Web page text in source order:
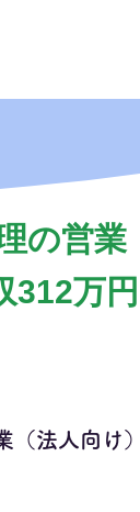
の営
312万円
（法人向け）